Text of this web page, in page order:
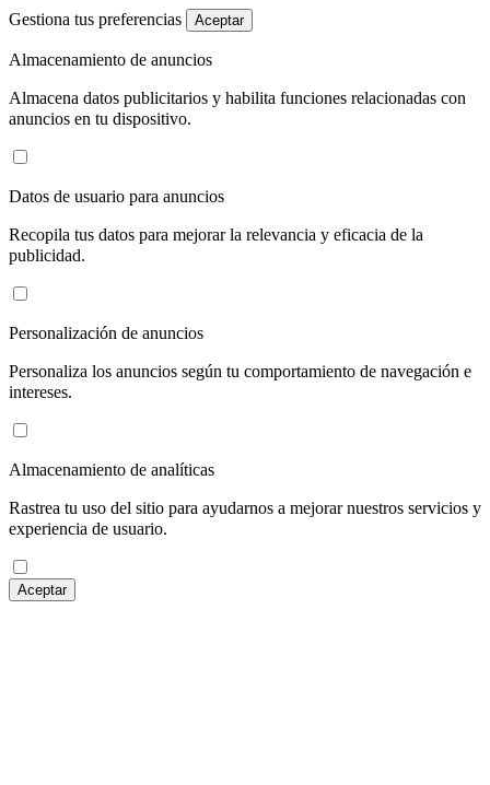
Gestiona tus preferencias Aceptar
Almacenamiento de anuncios
Almacena datos publicitarios y habilita funciones relacionadas con
anuncios en tu dispositivo.
Datos de usuario para anuncios
Recopila tus datos para mejorar la relevancia y eficacia de la
publicidad.
Personalización de anuncios
Personaliza los anuncios según tu comportamiento de navegación e
intereses.
Almacenamiento de analíticas
Rastrea tu uso del sitio para ayudarnos a mejorar nuestros servicios y
experiencia de usuario.
Aceptar